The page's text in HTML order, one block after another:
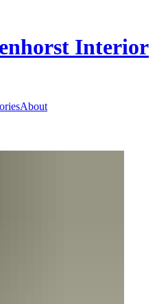
Interior
About